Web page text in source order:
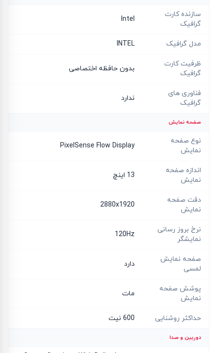
سازنده کارت
گرافیک
Intel
مدل گرافیک INTEL
ظرفیت کارت
گرافیک
بدون حافظه اختصاصی
فناوری های
گرافیک
ندارد
صفحه نمایش
نوع صفحه
نمایش
PixelSense Flow Display
اندازه صفحه
نمایش
13 اینچ
دقت صفحه
نمایش
2880x1920
نرخ بروز رسانی
نمایشگر
120Hz
صفحه نمایش
لمسی
دارد
پوشش صفحه
نمایش
مات
حداکثر روشنایی 600 نیت
دوربین و صدا